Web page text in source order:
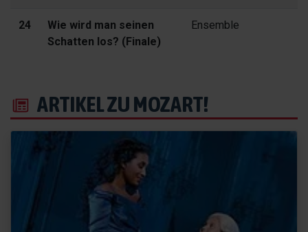
24
Wie wird man seinen
Schatten los? (Finale)
Ensemble
ARTIKEL ZU MOZART!